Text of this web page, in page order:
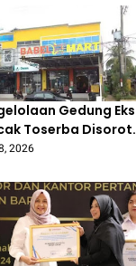
Gedung Eks
Toserba Disorot,
Pertanyakan Aspek
Daerah
2026